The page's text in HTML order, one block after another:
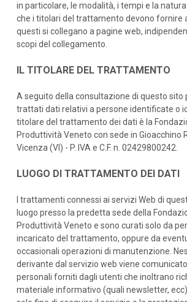
in particolare, le modalità, i tempi e la
che i titolari del trattamento devono fornire
questi si collegano a pagine web,
scopi del collegamento.
IL TITOLARE DEL TRATTAMENTO
A seguito della consultazione di questo sito
trattati dati relativi a persone identificate o
titolare del trattamento dei dati è la
Produttività Veneto con sede in Gioacchino
Vicenza (VI) - P. IVA e C.F. n. 02429800242.
LUOGO DI TRATTAMENTO DEI DATI
I trattamenti connessi ai servizi Web di
luogo presso la predetta sede della
Produttività Veneto e sono curati solo da
incaricato del trattamento, oppure da
occasionali operazioni di manutenzione.
derivante dal servizio web viene
personali forniti dagli utenti che inoltrano
materiale informativo (quali newsletter,